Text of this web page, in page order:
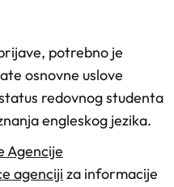
potrebno je
osnovne uslove
redovnog studenta
engleskog jezika.
Agencije
agenciji za informacije